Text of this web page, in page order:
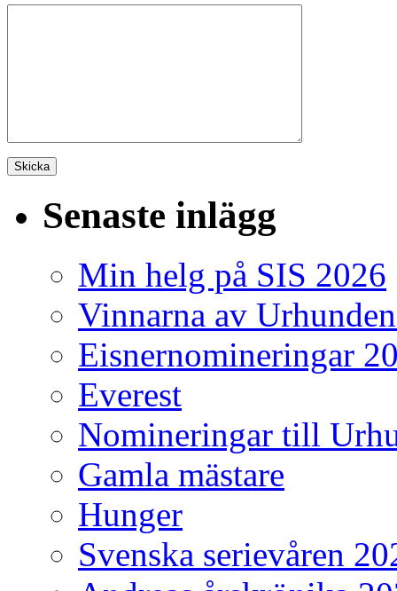
Senaste inlägg
Min helg på SIS 2026
Vinnarna av
Eisnernomineringar
Everest
Nomineringar till
Gamla mästare
Hunger
Svenska serievåren